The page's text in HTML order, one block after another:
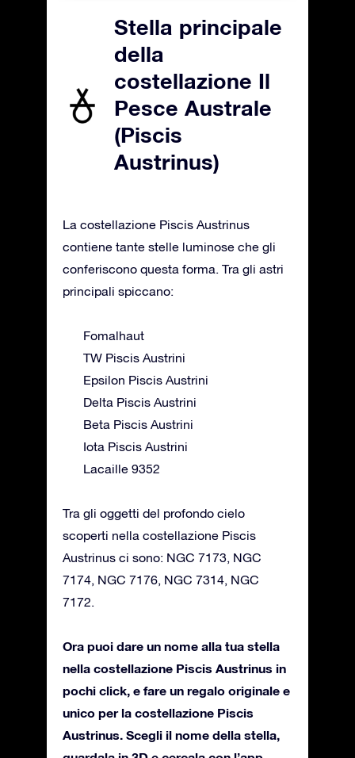
Stella principale
della
costellazione Il
Pesce Australe
(Piscis
Austrinus)
La costellazione Piscis Austrinus
contiene tante stelle luminose che gli
conferiscono questa forma. Tra gli astri
principali spiccano:
Fomalhaut
TW Piscis Austrini
Epsilon Piscis Austrini
Delta Piscis Austrini
Beta Piscis Austrini
Iota Piscis Austrini
Lacaille 9352
Tra gli oggetti del profondo cielo
scoperti nella costellazione Piscis
Austrinus ci sono: NGC 7173, NGC
7174, NGC 7176, NGC 7314, NGC
7172.
Ora puoi dare un nome alla tua stella
nella costellazione Piscis Austrinus in
pochi click, e fare un regalo originale e
unico per la costellazione Piscis
Austrinus. Scegli il nome della stella,